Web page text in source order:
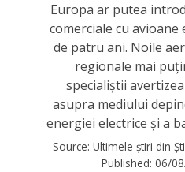
Europa ar putea
comerciale cu
de patru ani. Noile
regionale mai
specialiștii
asupra mediului
energiei electrice și a
Source: Ultimele știri din
Published: 06/